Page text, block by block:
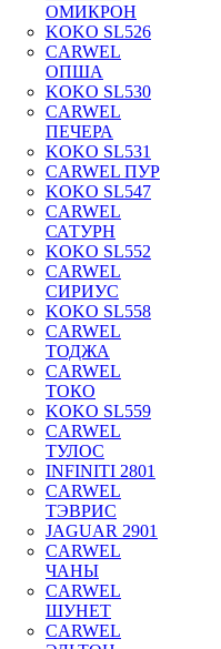
ОМИКРОН
KOKO SL526
CARWEL
ОПША
KOKO SL530
CARWEL
ПЕЧЕРА
KOKO SL531
CARWEL ПУР
KOKO SL547
CARWEL
САТУРН
KOKO SL552
CARWEL
СИРИУС
KOKO SL558
CARWEL
ТОДЖА
CARWEL
ТОКО
KOKO SL559
CARWEL
ТУЛОС
INFINITI 2801
CARWEL
ТЭВРИС
JAGUAR 2901
CARWEL
ЧАНЫ
CARWEL
ШУНЕТ
CARWEL